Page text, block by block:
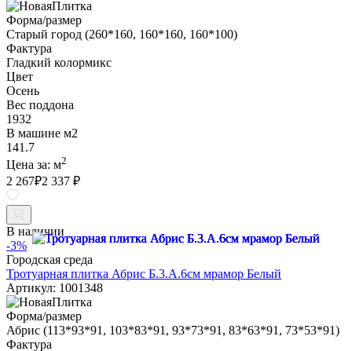
Форма/размер
Старый город (260*160, 160*160, 160*100)
Фактура
Гладкий колормикс
Цвет
Осень
Вес поддона
1932
В машине м2
141.7
Цена за: м2
2 267₽2 337 ₽
В наличии
-3%
Городская среда
Тротуарная плитка Абрис Б.3.А.6см мрамор Белый
Артикул: 1001348
Форма/размер
Абрис (113*93*91, 103*83*91, 93*73*91, 83*63*91, 73*53*91)
Фактура